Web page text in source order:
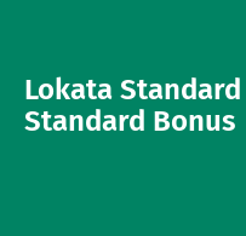
Lokata
Standard Bonus